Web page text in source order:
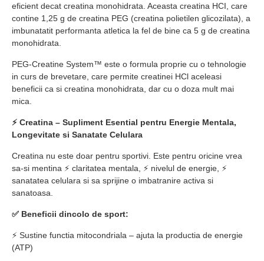
eficient decat creatina monohidrata. Aceasta creatina HCI, care
contine 1,25 g de creatina PEG (creatina polietilen glicozilata), a
imbunatatit performanta atletica la fel de bine ca 5 g de creatina
monohidrata.
PEG-Creatine System™ este o formula proprie cu o tehnologie
in curs de brevetare, care permite creatinei HCl aceleasi
beneficii ca si creatina monohidrata, dar cu o doza mult mai
mica.
⚡ Creatina – Supliment Esential pentru Energie Mentala,
Longevitate si Sanatate Celulara
Creatina nu este doar pentru sportivi. Este pentru oricine vrea
sa-si mentina ⚡ claritatea mentala, ⚡ nivelul de energie, ⚡
sanatatea celulara si sa sprijine o imbatranire activa si
sanatoasa.
✅ Beneficii dincolo de sport:
⚡ Sustine functia mitocondriala – ajuta la productia de energie
(ATP)